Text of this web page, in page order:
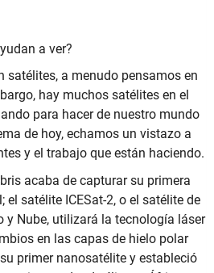
a ver?
satélites, a menudo pensamos en
hay muchos satélites en el
para hacer de nuestro mundo
de hoy, echamos un vistazo a
y el trabajo que están haciendo.
acaba de capturar su primera
el satélite ICESat-2, o el satélite de
y Nube, utilizará la tecnología láser
en las capas de hielo polar
primer nanosatélite y estableció